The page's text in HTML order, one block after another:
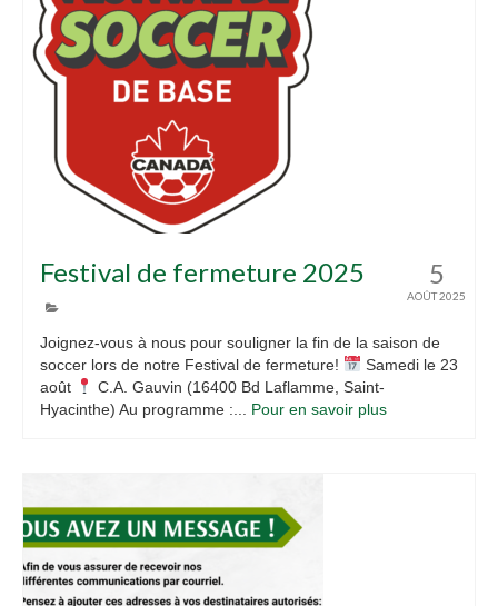
5
AOÛT 2025
Festival de fermeture 2025
Joignez-vous à nous pour souligner la fin de la saison de
soccer lors de notre Festival de fermeture!
Samedi le 23
août
C.A. Gauvin (16400 Bd Laflamme, Saint-
Hyacinthe) Au programme :... Pour en savoir plus